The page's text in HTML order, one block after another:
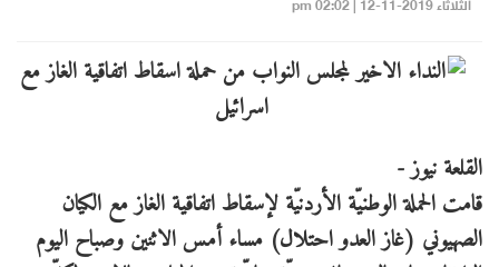
القلعة نيوز -
قامت الحملة الوطنيّة الأردنيّة لإسقاط اتفاقية الغاز مع الكيان
الصهيوني (غاز العدو احتلال) مساء أمس الاثنين وصباح اليوم